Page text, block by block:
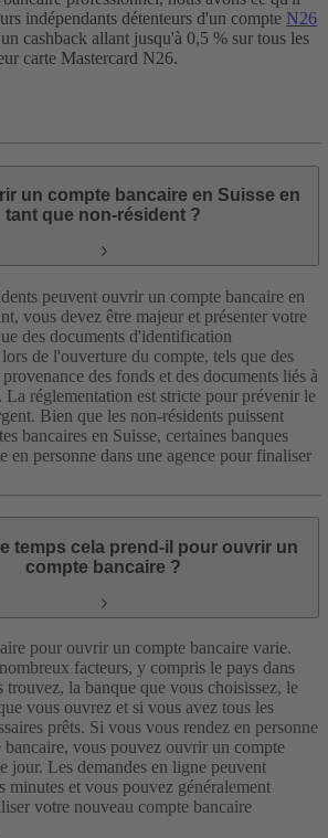
indépendants détenteurs d'un compte N26
cashback allant jusqu'à 0,5 % sur tous les
carte Mastercard N26.
un compte bancaire en Suisse en
tant que non-résident ?
peuvent ouvrir un compte bancaire en
vous devez être majeur et présenter votre
des documents d'identification
de l'ouverture du compte, tels que des
des fonds et des documents liés à
La réglementation est stricte pour prévenir le
Bien que les non-résidents puissent
bancaires en Suisse, certaines banques
en personne dans une agence pour finaliser
temps cela prend-il pour ouvrir un
compte bancaire ?
pour ouvrir un compte bancaire varie.
facteurs, y compris le pays dans
trouvez, la banque que vous choisissez, le
vous ouvrez et si vous avez tous les
prêts. Si vous vous rendez en personne
bancaire, vous pouvez ouvrir un compte
jour. Les demandes en ligne peuvent
minutes et vous pouvez généralement
votre nouveau compte bancaire